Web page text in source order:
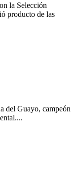
la Selección
producto de las
del Guayo, campeón